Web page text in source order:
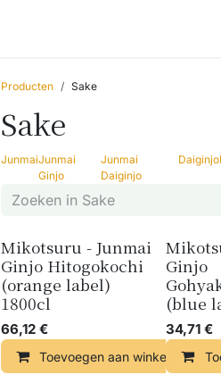
Producten Sake
Sake
JunmaiJunmai
Ginjo
Junmai
Daiginjo
Daiginjo
Mikotsuru - Junmai
Ginjo Hitogokochi
(orange label)
1800cl
66,12 €
Toevoegen aan winkelmandje
Ginjo
(blue
34,71 €